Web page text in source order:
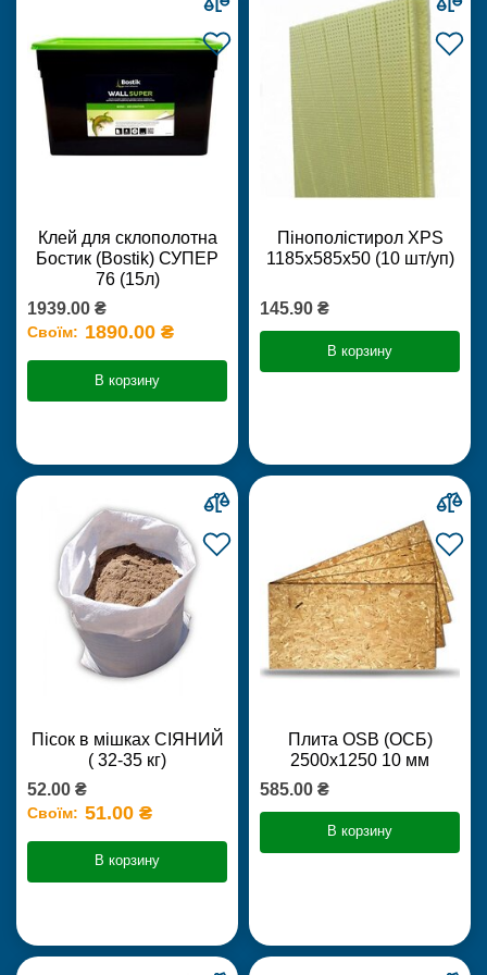
Клей для склополотна
Бостик (Bostik) СУПЕР
76 (15л)
1939.00 ₴
Своїм: 1890.00 ₴
В корзину
Пінополістирол XPS
1185х585х50 (10 шт/уп)
145.90 ₴
В корзину
Пісок в мішках СІЯНИЙ
( 32-35 кг)
52.00 ₴
Своїм: 51.00 ₴
В корзину
Плита OSB (ОСБ)
2500х1250 10 мм
585.00 ₴
В корзину